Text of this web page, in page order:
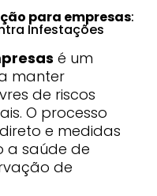
para empresas:
Infestações
é um
manter
de riscos
O processo
e medidas
a saúde de
de